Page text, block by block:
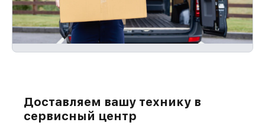
Доставляем вашу технику в
сервисный центр